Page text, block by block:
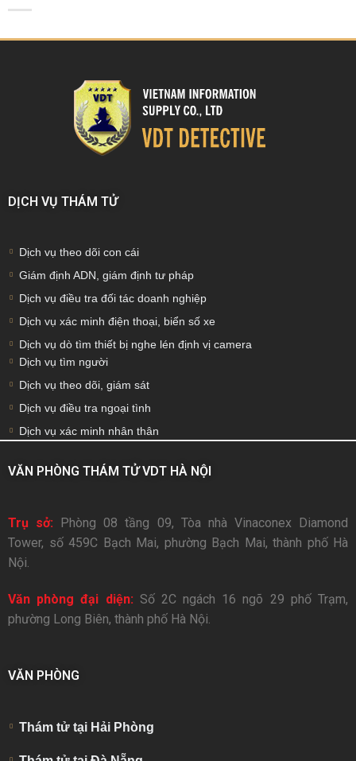
DỊCH VỤ THÁM TỬ
Dịch vụ theo dõi con cái
Giám định ADN, giám định tư pháp
Dịch vụ điều tra đối tác doanh nghiệp
Dịch vụ xác minh điện thoại, biển số xe
Dịch vụ dò tìm thiết bị nghe lén định vị camera
Dịch vụ tìm người
Dịch vụ theo dõi, giám sát
Dịch vụ điều tra ngoại tình
Dịch vụ xác minh nhân thân
VĂN PHÒNG THÁM TỬ VDT HÀ NỘI
Trụ sở: Phòng 08 tầng 09, Tòa nhà Vinaconex Diamond
Tower, số 459C Bạch Mai, phường Bạch Mai, thành phố Hà
Nội.
Văn phòng đại diện: Số 2C ngách 16 ngõ 29 phố Trạm,
phường Long Biên, thành phố Hà Nội.
VĂN PHÒNG
Thám tử tại Hải Phòng